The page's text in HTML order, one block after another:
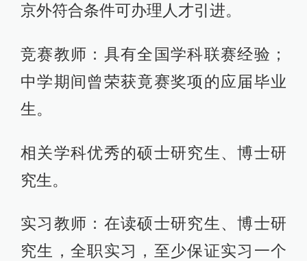
京外符合条件可办理人才引进。
竞赛教师：具有全国学科联赛经验；
中学期间曾荣获竟赛奖项的应届毕业
生。
相关学科优秀的硕士研究生、博士研
究生。
实习教师：在读硕士研究生、博士研
究生，全职实习，至少保证实习一个